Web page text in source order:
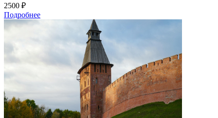
2500 ₽
Подробнее